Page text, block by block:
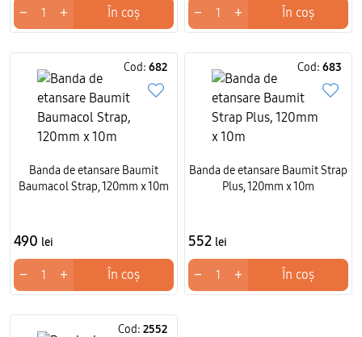
− + În coș − + În coș
Cod: 682
Banda de etansare Baumit
Baumacol Strap, 120mm x 10m
490 lei
− + În coș
Cod: 683
Banda de etansare Baumit Strap
Plus, 120mm x 10m
552 lei
− + În coș
Cod: 2552